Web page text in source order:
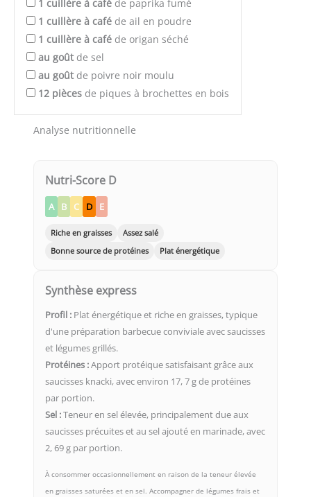
1 cuillère à café de paprika fumé
1 cuillère à café de ail en poudre
1 cuillère à café de origan séché
au goût de sel
au goût de poivre noir moulu
12 pièces de piques à brochettes en bois
Analyse nutritionnelle
Nutri-Score D
A B C D E
Riche en graisses
Assez salé
Bonne source de protéines
Plat énergétique
Synthèse express
Profil : Plat énergétique et riche en graisses, typique
d'une préparation barbecue conviviale avec saucisses
et légumes grillés.
Protéines :Apport protéique satisfaisant grâce aux
saucisses knacki, avec environ 17, 7 g de protéines
par portion.
Sel :Teneur en sel élevée, principalement due aux
saucisses précuites et au sel ajouté en marinade, avec
2, 69 g par portion.
À consommer occasionnellement en raison de la teneur élevée
en graisses saturées et en sel. Accompagner de légumes frais et